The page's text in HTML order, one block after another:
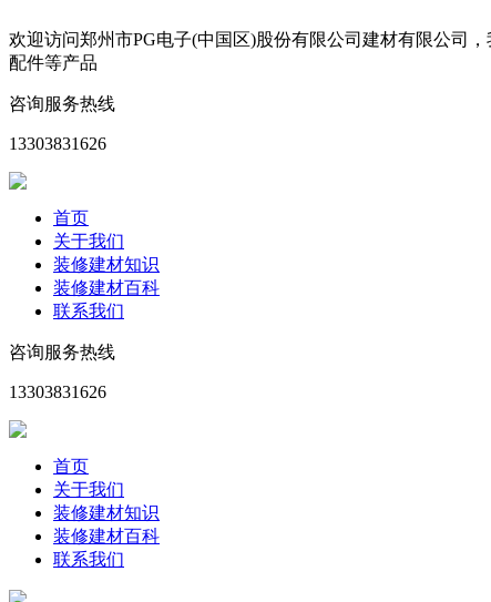
欢迎访问郑州市PG电子(中国区)股份有限公司建材有限公司
配件等产品
咨询服务热线
13303831626
首页
关于我们
装修建材知识
装修建材百科
联系我们
咨询服务热线
13303831626
首页
关于我们
装修建材知识
装修建材百科
联系我们